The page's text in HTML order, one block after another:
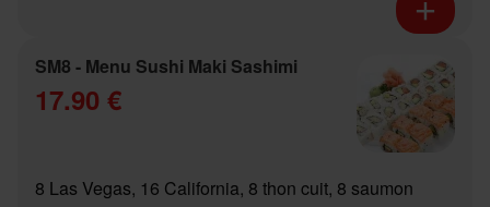
SM8 - Menu Sushi Maki Sashimi
17.90 €
8 Las Vegas, 16 California, 8 thon cuit, 8 saumon